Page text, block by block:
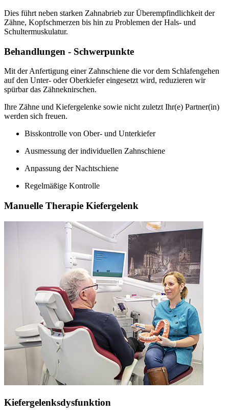
Dies führt neben starken Zahnabrieb zur Überempfindlichkeit der
Zähne, Kopfschmerzen bis hin zu Problemen der Hals- und
Schultermuskulatur.
Behandlungen - Schwerpunkte
Mit der Anfertigung einer Zahnschiene die vor dem Schlafengehen
auf den Unter- oder Oberkiefer eingesetzt wird, reduzieren wir
spürbar das Zähneknirschen.
Ihre Zähne und Kiefergelenke sowie nicht zuletzt Ihr(e) Partner(in)
werden sich freuen.
Bisskontrolle von Ober- und Unterkiefer
Ausmessung der individuellen Zahnschiene
Anpassung der Nachtschiene
Regelmäßige Kontrolle
Manuelle Therapie Kiefergelenk
Kiefergelenksdysfunktion